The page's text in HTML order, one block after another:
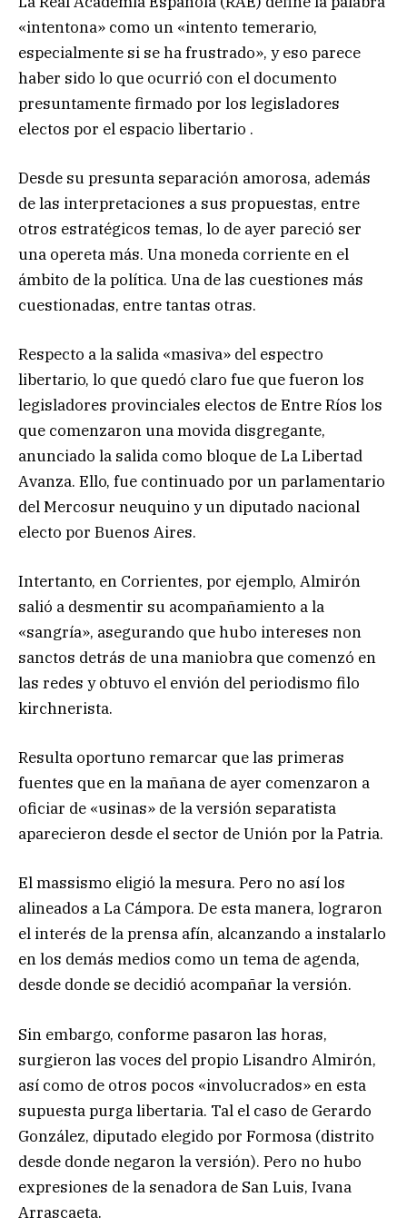
«intentona» como un «intento temerario,
especialmente si se ha frustrado», y eso parece
haber sido lo que ocurrió con el documento
presuntamente firmado por los legisladores
electos por el espacio libertario .
Desde su presunta separación amorosa, además
de las interpretaciones a sus propuestas, entre
otros estratégicos temas, lo de ayer pareció ser
una opereta más. Una moneda corriente en el
ámbito de la política. Una de las cuestiones más
cuestionadas, entre tantas otras.
Respecto a la salida «masiva» del espectro
libertario, lo que quedó claro fue que fueron los
legisladores provinciales electos de Entre Ríos los
que comenzaron una movida disgregante,
anunciado la salida como bloque de La Libertad
Avanza. Ello, fue continuado por un parlamentario
del Mercosur neuquino y un diputado nacional
electo por Buenos Aires.
Intertanto, en Corrientes, por ejemplo, Almirón
salió a desmentir su acompañamiento a la
«sangría», asegurando que hubo intereses non
sanctos detrás de una maniobra que comenzó en
las redes y obtuvo el envión del periodismo filo
kirchnerista.
Resulta oportuno remarcar que las primeras
fuentes que en la mañana de ayer comenzaron a
oficiar de «usinas» de la versión separatista
aparecieron desde el sector de Unión por la Patria.
El massismo eligió la mesura. Pero no así los
alineados a La Cámpora. De esta manera, lograron
el interés de la prensa afín, alcanzando a instalarlo
en los demás medios como un tema de agenda,
desde donde se decidió acompañar la versión.
Sin embargo, conforme pasaron las horas,
surgieron las voces del propio Lisandro Almirón,
así como de otros pocos «involucrados» en esta
supuesta purga libertaria. Tal el caso de Gerardo
González, diputado elegido por Formosa (distrito
desde donde negaron la versión). Pero no hubo
expresiones de la senadora de San Luis, Ivana
Arrascaeta.